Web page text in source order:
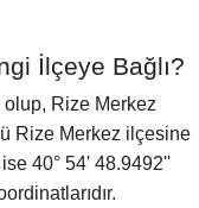
İlçeye Bağlı?
Rize Merkez
Rize Merkez ilçesine
40° 54' 48.9492''